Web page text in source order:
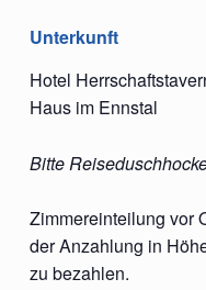
Unterkunft
Hotel
Haus im Ennstal
Bitte
Zimmereinteilung vor
der Anzahlung in
zu bezahlen.